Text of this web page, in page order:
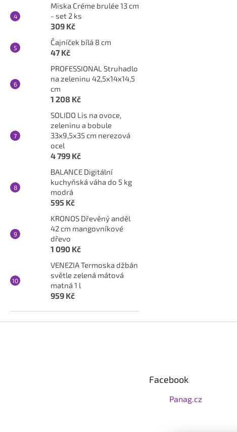
Miska Créme brulée 13 cm
- set 2 ks
309 Kč
Čajníček bílá 8 cm
47 Kč
PROFESSIONAL Struhadlo
na zeleninu 42,5x14x14,5
cm
1 208 Kč
SOLIDO Lis na ovoce,
zeleninu a bobule
33x9,5x35 cm nerezová
ocel
4 799 Kč
BALANCE Digitální
kuchyňská váha do 5 kg
modrá
595 Kč
KRONOS Dřevěný anděl
42 cm mangovníkové
dřevo
1 090 Kč
VENEZIA Termoska džbán
světle zelená mátová
matná 1 l
959 Kč
Facebook
Panag.cz